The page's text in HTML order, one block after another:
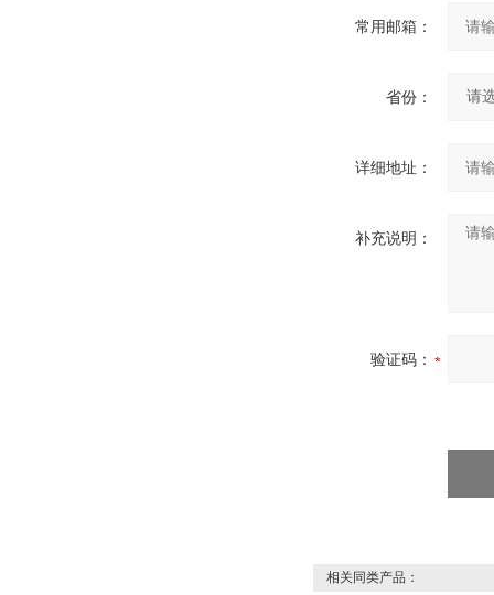
常用邮箱：
省份：
详细地址：
补充说明：
验证码：
相关同类产品：